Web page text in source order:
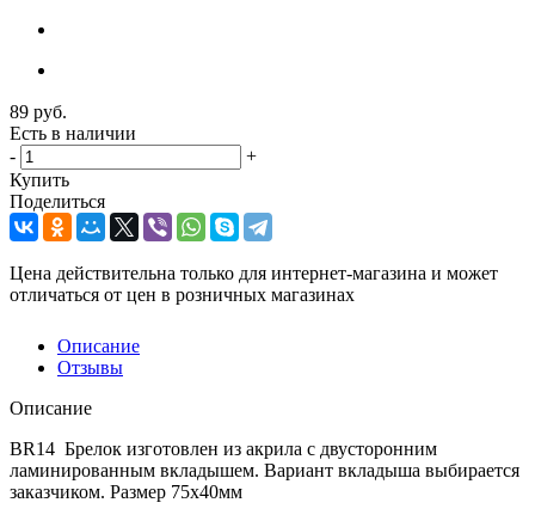
89 руб.
Есть в наличии
-
+
Купить
Поделиться
Цена действительна только для интернет-магазина и может
отличаться от цен в розничных магазинах
Описание
Отзывы
Описание
BR14 Брелок изготовлен из акрила с двусторонним
ламинированным вкладышем. Вариант вкладыша выбирается
заказчиком. Размер 75х40мм